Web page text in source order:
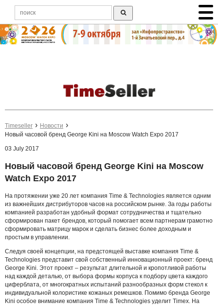
Timeseller
Новости
Новый часовой бренд George Kini на Moscow Watch Expo 2017
03 July 2017
Новый часовой бренд George Kini на Moscow
Watch Expo 2017
На протяжении уже 20 лет компания Time & Technologies является одним
из важнейших дистрибуторов часов на российском рынке. За годы работы
компанией разработан удобный формат сотрудничества и тщательно
сформирован пакет брендов, который помогает всем партнерам грамотно
сформировать матрицу марок и сделать бизнес более доходным и
простым в управлении.
Следуя своей концепции, на предстоящей выставке компания Time &
Technologies представит свой собственный инновационный проект: бренд
George Kini. Этот проект – результат длительной и кропотливой работы
над каждой деталью, от выбора формы корпуса к подбору цвета каждого
циферблата, от многократных испытаний разнообразных форм стекол к
индивидуальной колористике кожаных ремешков. Помимо бренда George
Kini особое внимание компания Time & Technologies уделит Timex. На